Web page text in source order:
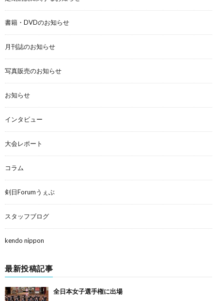
書籍・DVDのお知らせ
月刊誌のお知らせ
写真販売のお知らせ
お知らせ
インタビュー
大会レポート
コラム
剣日Forumうぇぶ
スタッフブログ
kendo nippon
最新投稿記事
全日本女子選手権に出場